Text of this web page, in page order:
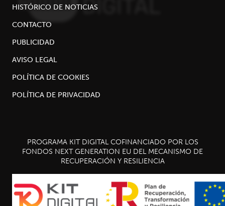
HISTÓRICO DE NOTICIAS
CONTACTO
PUBLICIDAD
AVISO LEGAL
POLÍTICA DE COOKIES
POLÍTICA DE PRIVACIDAD
PROGRAMA KIT DIGITAL COFINANCIADO POR LOS
FONDOS NEXT GENERATION EU DEL MECANISMO DE
RECUPERACIÓN Y RESILIENCIA